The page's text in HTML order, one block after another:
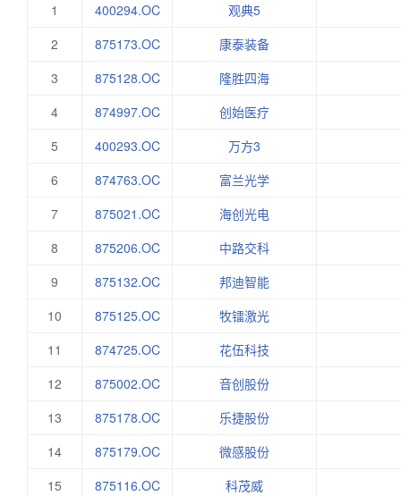
1
400294.OC
观典5
2
875173.OC
康泰装备
3
875128.OC
隆胜四海
4
874997.OC
创始医疗
5
400293.OC
万方3
6
874763.OC
富兰光学
7
875021.OC
海创光电
8
875206.OC
中路交科
9
875132.OC
邦迪智能
10
875125.OC
牧镭激光
11
874725.OC
花伍科技
12
875002.OC
音创股份
13
875178.OC
乐捷股份
14
875179.OC
微感股份
15
875116.OC
科茂威